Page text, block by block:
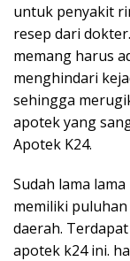
untuk penyakit
resep dari
memang harus
menghindari
sehingga
apotek yang
Apotek K24.
Sudah lama
memiliki
daerah.
apotek k24 ini.